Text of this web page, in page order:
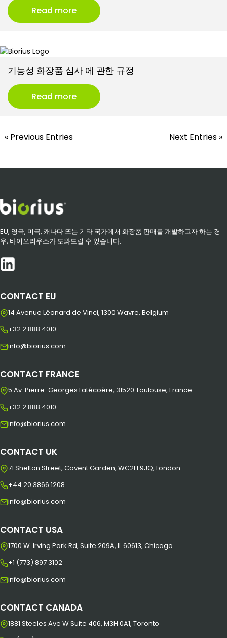
Read more
기능성 화장품 심사 에 관한 규정
Read more
« Previous Entries Next Entries »
EU, 영국, 미국, 캐나다 또는 기타 국가에서 화장품 판매를 개발하고자 하는 경
우, 바이오리우스가 도와드릴 수 있습니다.
CONTACT EU
14 Avenue Léonard de Vinci, 1300 Wavre, Belgium
+32 2 888 4010
info@biorius.com
CONTACT FRANCE
5 Av. Pierre-Georges Latécoère, 31520 Toulouse, France
+32 2 888 4010
info@biorius.com
CONTACT UK
71 Shelton Street, Covent Garden, WC2H 9JQ, London
+44 20 3866 1208
info@biorius.com
CONTACT USA
1700 W. Irving Park Rd, Suite 209A, IL 60613, Chicago
+1 (773) 897 3102
info@biorius.com
CONTACT CANADA
1881 Steeles Ave W Suite 406, M3H 0A1, Toronto